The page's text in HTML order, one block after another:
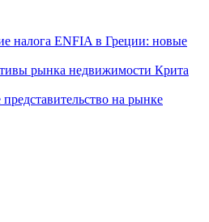
налога ENFIA в Греции: новые
рынка недвижимости Крита
на рынке